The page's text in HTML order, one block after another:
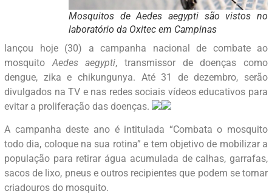
Mosquitos de Aedes aegypti são vistos no
laboratório da Oxitec em Campinas
lançou hoje (30) a campanha nacional de combate ao
mosquito Aedes aegypti, transmissor de doenças como
dengue, zika e chikungunya. Até 31 de dezembro, serão
divulgados na TV e nas redes sociais vídeos educativos para
evitar a proliferação das doenças.
A campanha deste ano é intitulada “Combata o mosquito
todo dia, coloque na sua rotina” e tem objetivo de mobilizar a
população para retirar água acumulada de calhas, garrafas,
sacos de lixo, pneus e outros recipientes que podem se tornar
criadouros do mosquito.